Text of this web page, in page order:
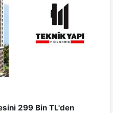
299 Bin TL'den